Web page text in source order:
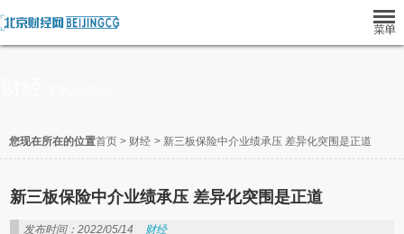
您现在所在的位置首页 > 财经 > 新三板保险中介业绩承压 差异化突围是正道
新三板保险中介业绩承压 差异化突围是正道
发布时间：2022/05/14 财经